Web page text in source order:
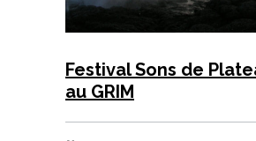
Festival Sons de
au GRIM